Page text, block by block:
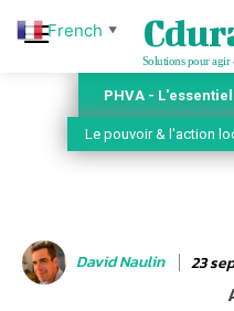
Solutions pour agir
PHVA -
Le pouvoir & l'action
David Naulin 23
French ▼